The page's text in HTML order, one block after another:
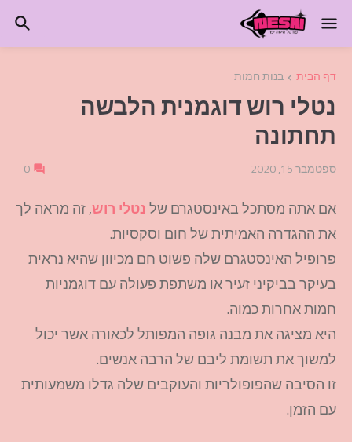
דף הבית בנות חמות
נטלי רוש דוגמנית הלבשה
תחתונה
ספטמבר 15, 2020 0
אם אתה מסתכל באינסטגרם שלנטלי רוש, זה מראה לך
את ההגדרה האמיתית של חום וסקסיות.
פרופיל האינסטגרם שלה פשוט חם מכיוון שהיא נראית
בעיקר בביקיני זעיר או משתפת פעולה עם דוגמניות
חמות אחרות כמוה.
היא מציגה את מבנה גופה המפותל לכאורה אשר יכול
למשוך את תשומת ליבם של הרבה אנשים.
זו הסיבה שהפופולריות והעוקבים שלה גדלו משמעותית
עם הזמן.